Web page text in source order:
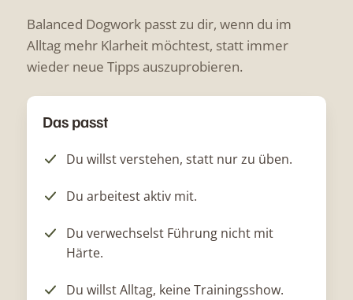
Balanced Dogwork passt zu dir, wenn du im
Alltag mehr Klarheit möchtest, statt immer
wieder neue Tipps auszuprobieren.
Das passt
Du willst verstehen, statt nur zu üben.
Du arbeitest aktiv mit.
Du verwechselst Führung nicht mit
Härte.
Du willst Alltag, keine Trainingsshow.